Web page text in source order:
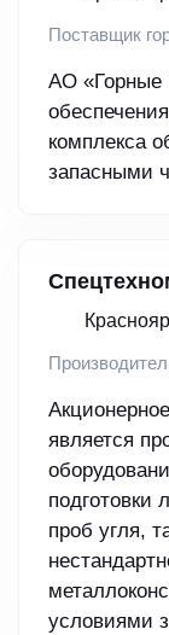
Поставщик
АО «Горные
комплекса
запасными
является
подготовки
проб угля,
уcловиями